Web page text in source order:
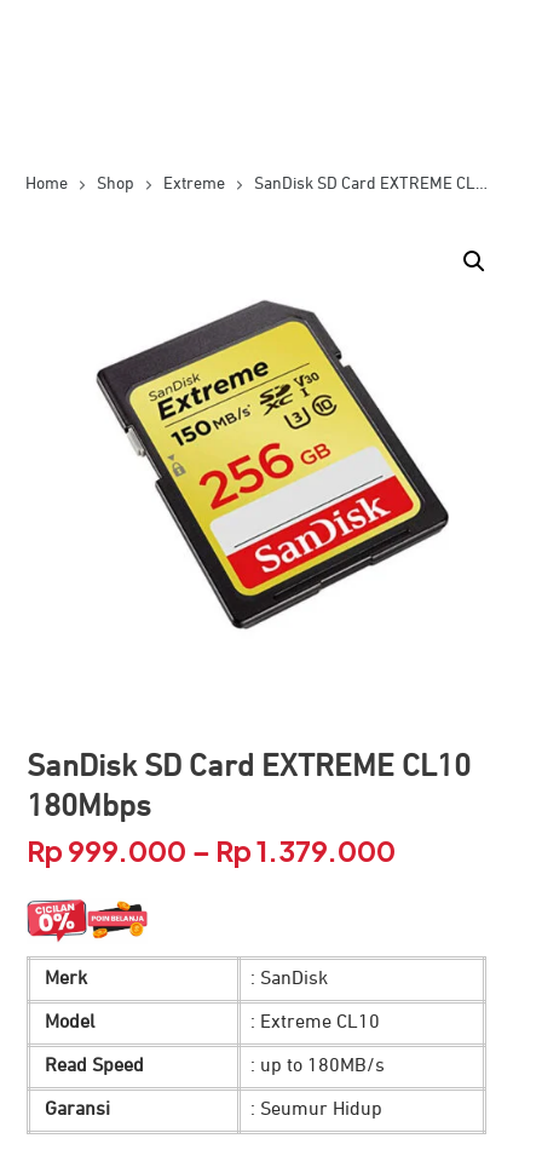
Home Shop Extreme SanDisk SD Card EXTREME CL10 180Mbps
SanDisk SD Card EXTREME CL10
180Mbps
Rp 999.000 – Rp1.379.000
hingga
Rp
Merk : SanDisk
Model : Extreme CL10
Read Speed : up to 180MB/s
Garansi : Seumur Hidup